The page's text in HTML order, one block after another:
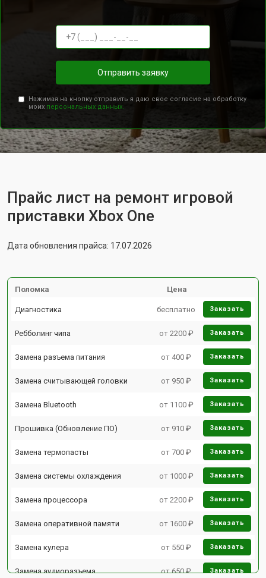
Отправить заявку
Нажимая на кнопку отправить я даю свое согласие на обработку
моих персональных данных.
Прайс лист на ремонт игровой
приставки Xbox One
Дата обновления прайса: 17.07.2026
Поломка Цена
Диагностика бесплатно Заказать
Ребболинг чипа от 2200 ₽ Заказать
Замена разъема питания от 400 ₽ Заказать
Замена считывающей головки от 950 ₽ Заказать
Замена Bluetooth от 1100 ₽ Заказать
Прошивка (Обновление ПО) от 910 ₽ Заказать
Замена термопасты от 700 ₽ Заказать
Замена системы охлаждения от 1000 ₽ Заказать
Замена процессора от 2200 ₽ Заказать
Замена оперативной памяти от 1600 ₽ Заказать
Замена кулера от 550 ₽ Заказать
Замена аудиоразъема от 650 ₽ Заказать